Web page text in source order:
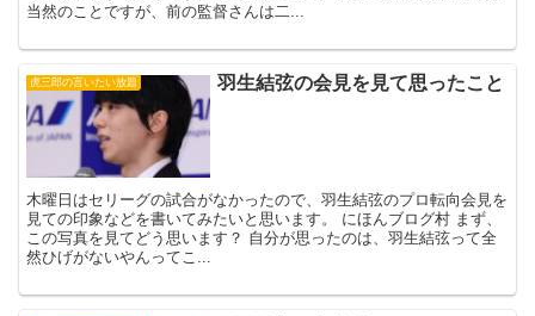
当然のことですが、前の監督さんは二...
虎三郎の言いたい放題 羽生結弦の会見を見て思ったこと
木曜日はセリーグの試合がなかったので、羽生結弦のプロ転向会見を
見ての印象などを書いてみたいと思います。 にほんブログ村 まず、
この写真を見てどう思います？ 自分が思ったのは、羽生結弦って全
然ひげがないやんってこ...